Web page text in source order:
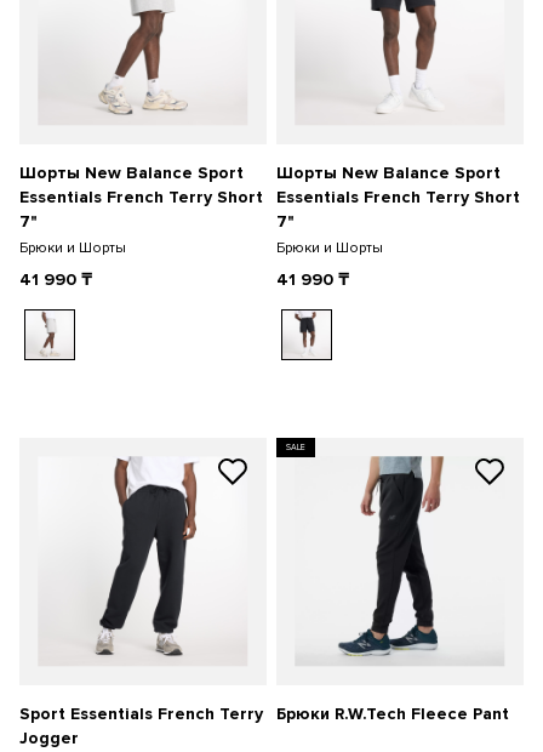
Шорты New Balance Sport
Essentials French Terry Short
7"
Брюки и Шорты
41 990 ₸
Шорты New Balance Sport
Essentials French Terry Short
7"
Брюки и Шорты
41 990 ₸
Sport Essentials French Terry
Jogger
SALE
Брюки R.W.Tech Fleece Pant